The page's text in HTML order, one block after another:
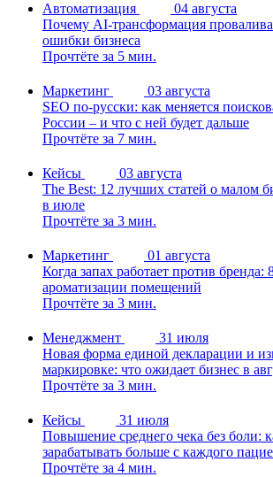
Автоматизация
04 августа
Почему AI-трансформация
ошибки бизнеса
Прочтёте за 5 мин.
Маркетинг
03 августа
SEO по-русски: как меняется
России – и что с ней будет дальше
Прочтёте за 7 мин.
Кейсы
03 августа
The Best: 12 лучших статей о малом
в июле
Прочтёте за 3 мин.
Маркетинг
01 августа
Когда запах работает против
ароматизации помещений
Прочтёте за 3 мин.
Менеджмент
31 июля
Новая форма единой декларации и
маркировке: что ожидает бизнес в
Прочтёте за 3 мин.
Кейсы
31 июля
Повышение среднего чека без боли:
зарабатывать больше с каждого
Прочтёте за 4 мин.